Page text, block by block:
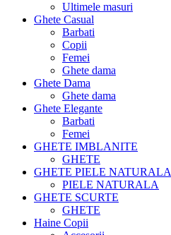
Ultimele masuri
Ghete Casual
Barbati
Copii
Femei
Ghete dama
Ghete Dama
Ghete dama
Ghete Elegante
Barbati
Femei
GHETE IMBLANITE
GHETE
GHETE PIELE NATURALA
PIELE NATURALA
GHETE SCURTE
GHETE
Haine Copii